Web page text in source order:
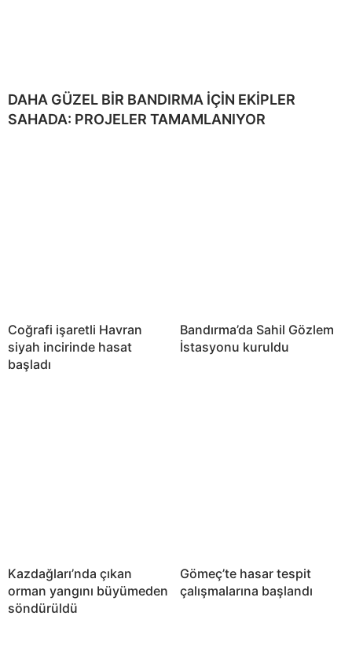
DAHA GÜZEL BİR BANDIRMA İÇİN EKİPLER
SAHADA: PROJELER TAMAMLANIYOR
Coğrafi işaretli Havran
siyah incirinde hasat
başladı
Bandırma’da Sahil Gözlem
İstasyonu kuruldu
Kazdağları’nda çıkan
orman yangını büyümeden
söndürüldü
Gömeç’te hasar tespit
çalışmalarına başlandı